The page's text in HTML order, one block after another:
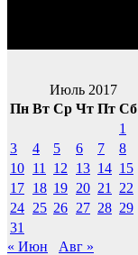
Июль 2017
Пн Вт Ср Чт Пт Сб
1
3
4 5 6 7 8
10 11 12 13 14 15
17 18 19 20 21 22
24 25 26 27 28 29
31
« Июн
Авг »